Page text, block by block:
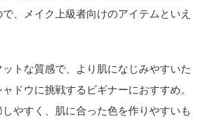
、メイク上級者向けのアイテムといえ
トな質感で、より肌になじみやすいた
ドウに挑戦するビギナーにおすすめ。
やすく、肌に合った色を作りやすいも